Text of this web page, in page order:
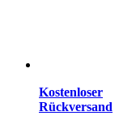
Kostenloser
Rückversand